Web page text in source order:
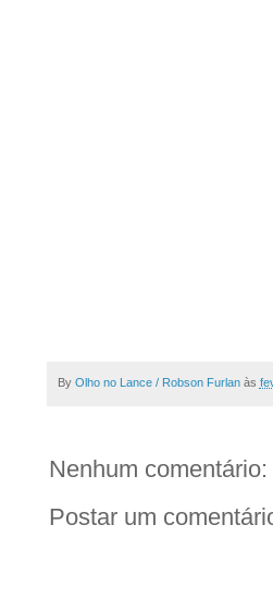
By Olho no Lance / Robson Furlan às
Nenhum comentário:
Postar um